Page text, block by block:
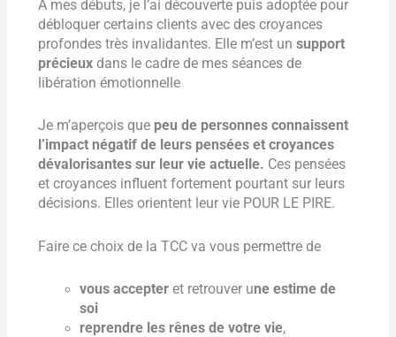
A mes débuts, je l’ai découverte puis adoptée pour
débloquer certains clients avec des croyances
profondes très invalidantes. Elle m’est unsupport
précieuxdans le cadre de mes séances de
libération émotionnelle
Je m’aperçois que peu de personnes connaissent
l’impact négatif de leurs pensées et croyances
dévalorisantes sur leur vie actuelle. Ces pensées
et croyances influent fortement pourtant sur leurs
décisions. Elles orientent leur vie POUR LE PIRE.
Faire ce choix de la TCC va vous permettre de
vous accepteret retrouver une estime de
soi
reprendre les rênes de votre vie,